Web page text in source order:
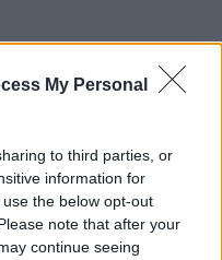
My Personal
to third parties, or
information for
the below opt-out
note that after your
continue seeing
continua a leggere
10.0